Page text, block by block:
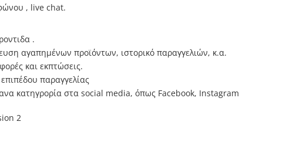
, live chat.
.
αγαπημένων προϊόντων, ιστορικό παραγγελιών, κ.α.
και εκπτώσεις.
παραγγελίας
κατηγρορία στα social media, όπως Facebook, Instagram
2